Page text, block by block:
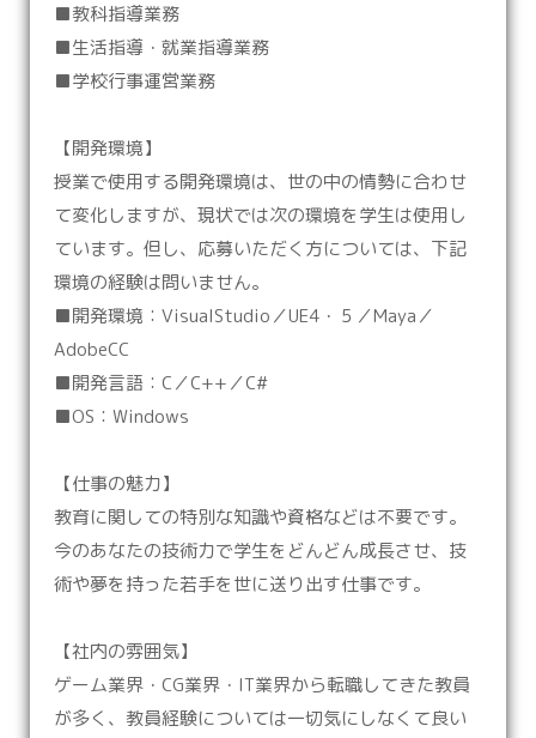
■教科指導業務
■生活指導・就業指導業務
■学校行事運営業務
【開発環境】
授業で使用する開発環境は、世の中の情勢に合わせ
て変化しますが、現状では次の環境を学生は使用し
ています。但し、応募いただく方については、下記
環境の経験は問いません。
■開発環境：VisualStudio／UE4・５／Maya／
AdobeCC
■開発言語：C／C++／C#
■OS：Windows
【仕事の魅力】
教育に関しての特別な知識や資格などは不要です。
今のあなたの技術力で学生をどんどん成長させ、技
術や夢を持った若手を世に送り出す仕事です。
【社内の雰囲気】
ゲーム業界・CG業界・IT業界から転職してきた教員
が多く、教員経験については一切気にしなくて良い